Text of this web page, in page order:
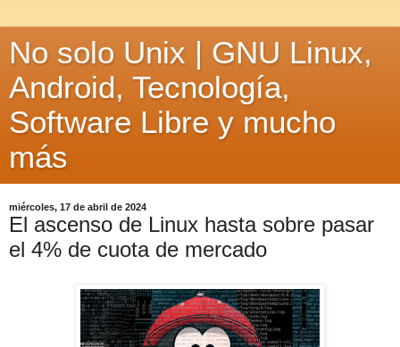
No solo Unix | GNU Linux,
Android, Tecnología,
Software Libre y mucho
más
miércoles, 17 de abril de 2024
El ascenso de Linux hasta sobre pasar
el 4% de cuota de mercado